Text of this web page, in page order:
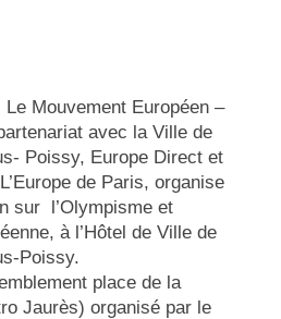
Le Mouvement Européen –
avec la Ville de
Poissy, Europe Direct et
de Paris, organise
sur l’Olympisme et
à l’Hôtel de Ville de
Poissy.
place de la
Jaurès) organisé par le